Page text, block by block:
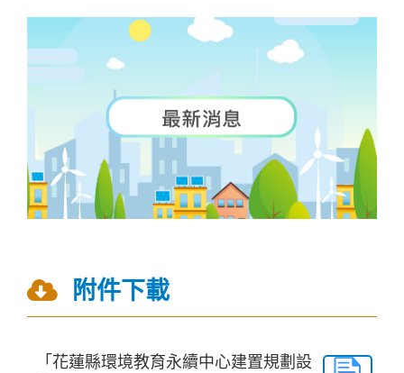
附件下載
「花蓮縣環境教育永續中心建置規劃設